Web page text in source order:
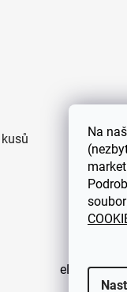
Na
eDEKOR.cz